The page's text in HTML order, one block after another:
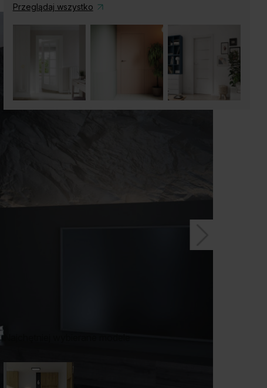
Przeglądaj wszystko
Najchętniej wybierane modele